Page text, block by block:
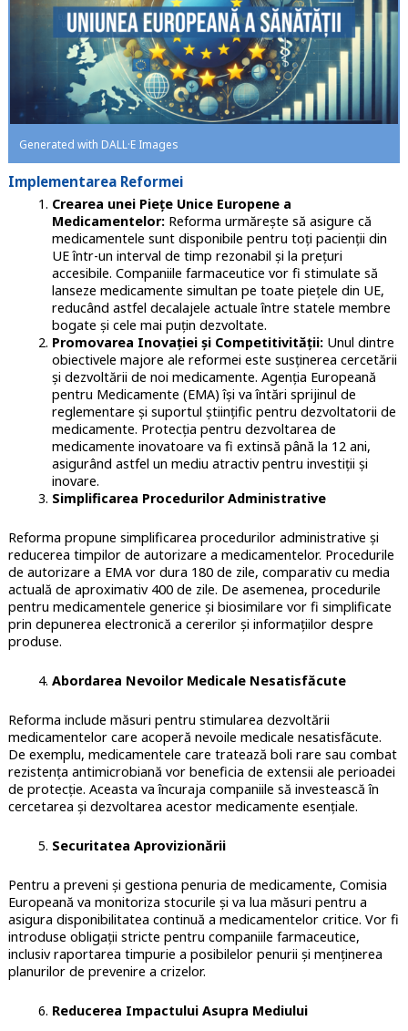
Generated with DALL·E Images
Implementarea Reformei
Crearea unei Piețe Unice Europene a
Medicamentelor: Reforma urmărește să asigure că
medicamentele sunt disponibile pentru toți pacienții din
UE într-un interval de timp rezonabil și la prețuri
accesibile. Companiile farmaceutice vor fi stimulate să
lanseze medicamente simultan pe toate piețele din UE,
reducând astfel decalajele actuale între statele membre
bogate și cele mai puțin dezvoltate.
Promovarea Inovației și Competitivității: Unul dintre
obiectivele majore ale reformei este susținerea cercetării
și dezvoltării de noi medicamente. Agenția Europeană
pentru Medicamente (EMA) își va întări sprijinul de
reglementare și suportul științific pentru dezvoltatorii de
medicamente. Protecția pentru dezvoltarea de
medicamente inovatoare va fi extinsă până la 12 ani,
asigurând astfel un mediu atractiv pentru investiții și
inovare.
Simplificarea Procedurilor Administrative
Reforma propune simplificarea procedurilor administrative și
reducerea timpilor de autorizare a medicamentelor. Procedurile
de autorizare a EMA vor dura 180 de zile, comparativ cu media
actuală de aproximativ 400 de zile. De asemenea, procedurile
pentru medicamentele generice și biosimilare vor fi simplificate
prin depunerea electronică a cererilor și informațiilor despre
produse.
Abordarea Nevoilor Medicale Nesatisfăcute
Reforma include măsuri pentru stimularea dezvoltării
medicamentelor care acoperă nevoile medicale nesatisfăcute.
De exemplu, medicamentele care tratează boli rare sau combat
rezistența antimicrobiană vor beneficia de extensii ale perioadei
de protecție. Aceasta va încuraja companiile să investească în
cercetarea și dezvoltarea acestor medicamente esențiale.
Securitatea Aprovizionării
Pentru a preveni și gestiona penuria de medicamente, Comisia
Europeană va monitoriza stocurile și va lua măsuri pentru a
asigura disponibilitatea continuă a medicamentelor critice. Vor fi
introduse obligații stricte pentru companiile farmaceutice,
inclusiv raportarea timpurie a posibilelor penurii și menținerea
planurilor de prevenire a crizelor.
Reducerea Impactului Asupra Mediului